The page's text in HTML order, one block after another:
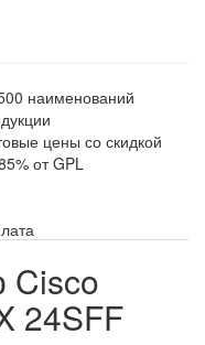
наименований
цены со скидкой
от GPL
Cisco
24SFF